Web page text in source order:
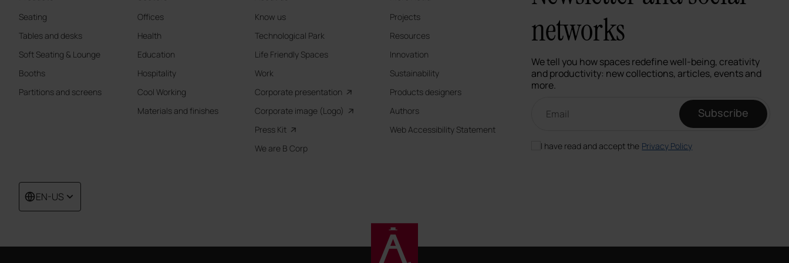
Seating
Tables and desks
Soft Seating & Lounge
Booths
Partitions and screens
Offices
Health
Education
Hospitality
Cool Working
Materials and finishes
Know us
Technological Park
Life Friendly Spaces
Work
Corporate presentation
Corporate image (Logo)
Press Kit
We are B Corp
Projects
Resources
Innovation
Sustainability
Products designers
Authors
Web Accessibility Statement
networks
We tell you how spaces redefine well-being, creativity
and productivity: new collections, articles, events and
more.
Subscribe
I have read and accept the Privacy Policy
EN-US